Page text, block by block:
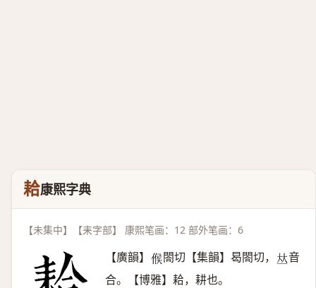
耠康熙字典
【未集中】【耒字部】 康熙笔画：12 部外笔画：6
【廣韻】 𠋫 閤切【集韻】曷閤切， 𠀤音
合。【博雅】耠，耕也。